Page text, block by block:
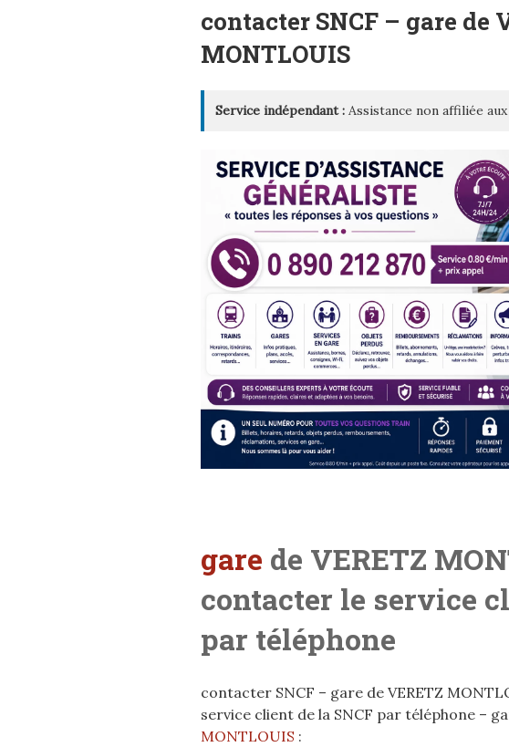
contacter SNCF – gare de
MONTLOUIS
Service indépendant : Assistance non affiliée
gare de VERETZ
contacter le service
par téléphone
contacter SNCF – gare de VERETZ
service client de la SNCF par téléphone –
MONTLOUIS :